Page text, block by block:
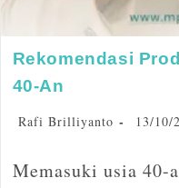
Rekomendasi
40-An
Rafi Brilliyanto 13/10/
Memasuki usia